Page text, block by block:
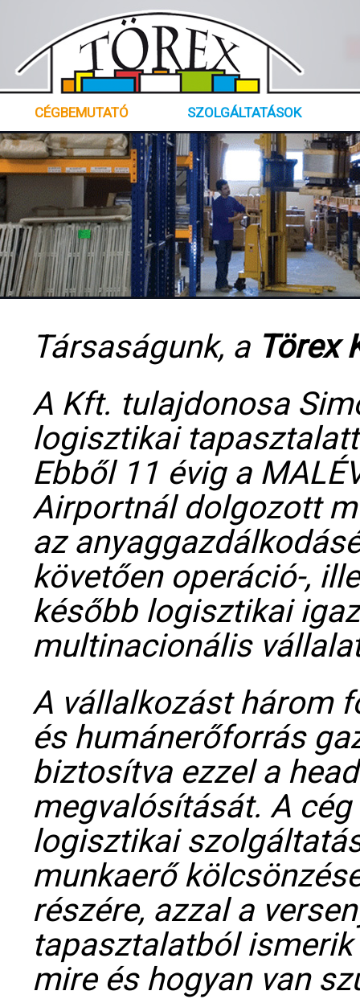
CÉGBEMUTATÓ SZOLGÁLTATÁSOK
Társaságunk, a Törex
A Kft. tulajdonosa
logisztikai
Ebből 11 évig a
Airportnál dolgozott
az
követően operáció-,
később logisztikai
multinacionális
A vállalkozást három
és humánerőforrás
biztosítva ezzel a
megvalósítását. A
logisztikai
munkaerő
részére, azzal a
tapasztalatból
mire és hogyan van